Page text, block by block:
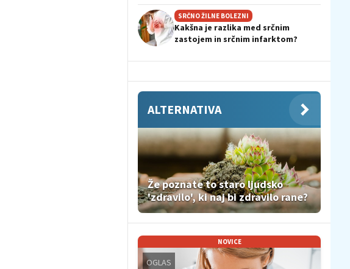
SRČNO ŽILNE BOLEZNI
Kakšna je razlika med srčnim
zastojem in srčnim infarktom?
ALTERNATIVA
Že poznate to staro ljudsko
'zdravilo', ki naj bi zdravilo rane?
NOVICE
OGLAS